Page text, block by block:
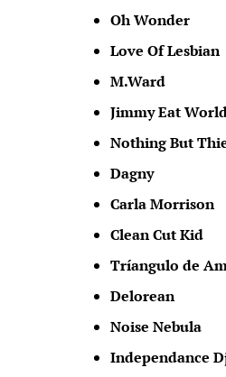
Oh Wonder
Love Of Lesbian
M.Ward
Jimmy Eat
Nothing But
Dagny
Carla Morrison
Clean Cut Kid
Tríangulo de
Delorean
Noise Nebula
Independance